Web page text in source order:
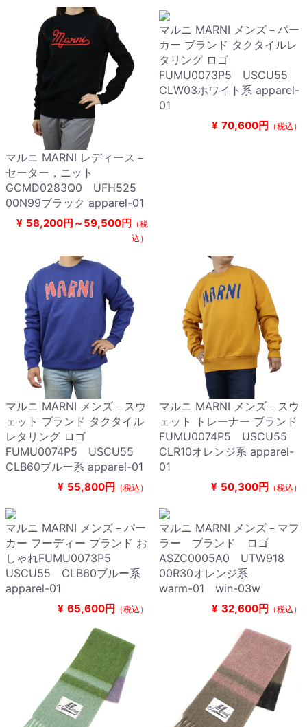
マルニ MARNI レディース－
セーター，ニット
GCMD0283Q0 UFH525
00N99ブラック apparel-01
¥ 58,200円～59,500円 （税
込）
マルニ MARNI メンズ－パー
カー ブランド タクタイルレ
タリング ロゴ
FUMU0073P5 USCU55
CLW03ホワイト系 apparel-
01
¥ 70,600円 （税込）
マルニ MARNI メンズ－スウ
ェット ブランド タクタイル
レタリング ロゴ
FUMU0074P5 USCU55
CLB60ブルー系 apparel-01
¥ 55,800円 （税込）
マルニ MARNI メンズ－スウ
ェット トレーナー ブランド
FUMU0074P5 USCU55
CLR10オレンジ系 apparel-
01
¥ 50,300円 （税込）
マルニ MARNI メンズ－パー
カー フーディー ブランド お
しゃれFUMU0073P5
USCU55 CLB60ブルー系
apparel-01
¥ 65,600円 （税込）
マルニ MARNI メンズ－マフ
ラー ブランド ロゴ
ASZC0005A0 UTW918
00R30オレンジ系
warm-01 win-03w
¥ 32,600円 （税込）